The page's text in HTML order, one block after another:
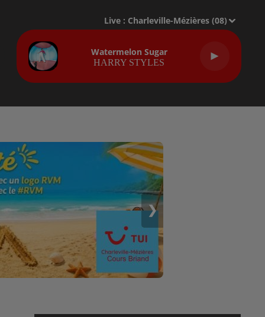
Live : Charleville-Mézières (08)
Watermelon Sugar
HARRY STYLES
❯